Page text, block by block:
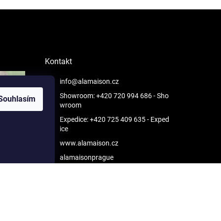
Kontakt
info@alamaison.cz
Showroom: +420 720 994 686- Sho
wroom
Expedice: +420 725 409 635- Exped
ice
www.alamaison.cz
alamaisonprague